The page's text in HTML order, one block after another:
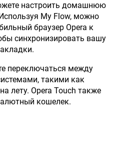
настроить домашнюю
My Flow, можно
браузер Opera к
синхронизировать вашу
переключаться между
такими как
лету. Opera Touch также
кошелек.